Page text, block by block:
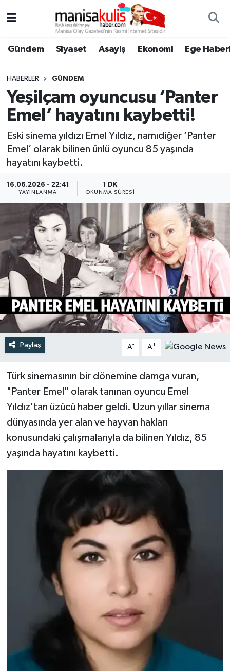
Gündem Siyaset Asayiş Ekonomi Ege
HABERLER GÜNDEM
Yeşilçam oyuncusu ‘Panter
Emel’ hayatını kaybetti!
Eski sinema yıldızı Emel Yıldız, namıdiğer ‘Panter
Emel’ olarak bilinen ünlü oyuncu 85 yaşında
hayatını kaybetti.
16.06.2026 - 22:41
YAYINLANMA
1 DK
OKUNMA SÜRESI
Paylaş A- A+
Türk sinemasının bir dönemine damga vuran,
"Panter Emel" olarak tanınan oyuncu Emel
Yıldız'tan üzücü haber geldi. Uzun yıllar sinema
dünyasında yer alan ve hayvan hakları
konusundaki çalışmalarıyla da bilinen Yıldız, 85
yaşında hayatını kaybetti.
Ege Haberleri
Ekonomi
Genel
Gündem
Resmi İlan
Siyaset
Spor
Türkiye
Yaşam
Yunusemre Hava Durumu
Yunusemre Trafik Yoğunluk Haritası
Süper Lig Puan Durumu ve Fikstür
Tüm Manşetler
Son Dakika Haberleri
Haber Arşivi